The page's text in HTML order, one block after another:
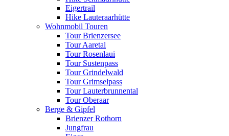
Eigertrail
Hike Lauteraarhütte
Wohnmobil Touren
Tour Brienzersee
Tour Aaretal
Tour Rosenlaui
Tour Sustenpass
Tour Grindelwald
Tour Grimselpass
Tour Lauterbrunnental
Tour Oberaar
Berge & Gipfel
Brienzer Rothorn
Jungfrau